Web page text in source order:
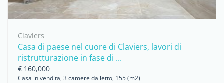
Claviers
Casa di paese nel cuore di Claviers, lavori di
ristrutturazione in fase di ...
€ 160,000
Casa in vendita, 3 camere da letto, 155 (m2)